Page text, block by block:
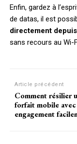
Enfin, gardez à
de datas, il est
directement
sans recours au Wi-
Article précédent
Comment résilier
forfait mobile avec
engagement